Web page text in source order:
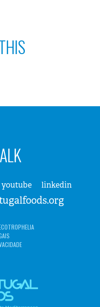
youtube linkedin